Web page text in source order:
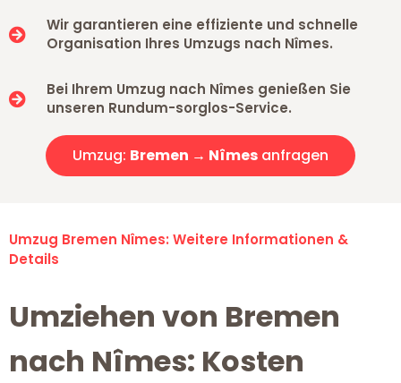
Wir garantieren eine effiziente und schnelle
Organisation Ihres Umzugs nach Nîmes.
Bei Ihrem Umzug nach Nîmes genießen Sie
unseren Rundum-sorglos-Service.
Umzug: Bremen → Nîmes anfragen
Umzug Bremen Nîmes: Weitere Informationen &
Details
Umziehen von Bremen
nach Nîmes: Kosten